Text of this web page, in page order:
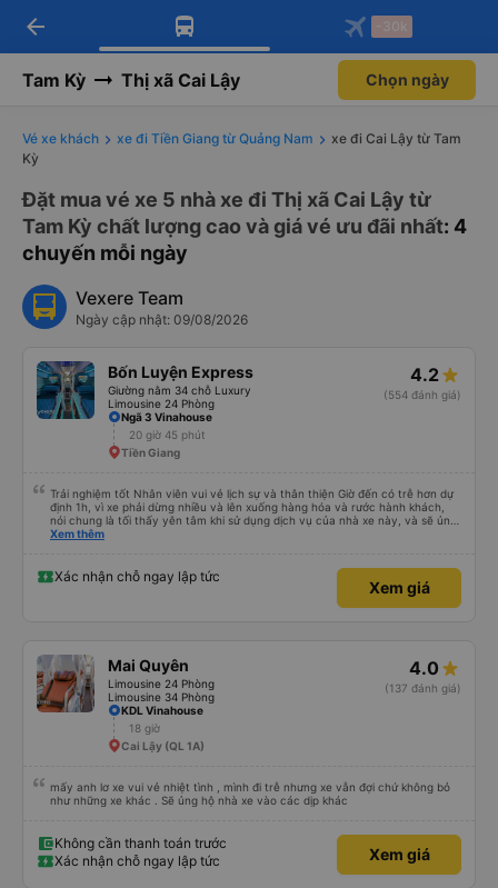
Tải app Vexere ngay!
Nhận ưu đãi thành viên độc
Mở app
Tải app Vexere
-30k/ghế khi đặt vé máy bay qua
Mở app
arrow_back -30k
Tam Kỳ Thị xã Cai Lậy Chọn ngày
Vé xe khách xe đi Tiền Giang từ Quảng Nam
xe đi Cai Lậy từ Tam
Kỳ
Đặt mua vé xe 5 nhà xe đi Thị xã Cai Lậy từ
Tam Kỳ chất lượng cao và giá vé ưu đãi nhất: 4
chuyến mỗi ngày
Vexere Team
Ngày cập nhật: 09/08/2026
Bốn Luyện Express
Giường nằm 34 chỗ Luxury
Limousine 24 Phòng
4.2
(554 đánh giá)
Ngã 3 Vinahouse
20 giờ 45 phút
Tiền Giang
Trải nghiệm tốt Nhân viên vui vẻ lịch sự và thân thiện Giờ đến có trễ hơn dự
định 1h, vì xe phải dừng nhiều và lên xuống hàng hóa và rước hành khách,
nói chung là tối thấy yên tâm khi sử dụng dịch vụ của nhà xe này, và sẽ ủng
hộ và giới thiệu cho người thân sử dụng dịch vụ của nhà xe này
Xem thêm
Xác nhận chỗ ngay lập tức
Xem giá
Mai Quyên
Limousine 24 Phòng
Limousine 34 Phòng
4.0
(137 đánh giá)
KDL Vinahouse
18 giờ
Cai Lậy (QL 1A)
mấy anh lơ xe vui vẻ nhiệt tình , mình đi trễ nhưng xe vẫn đợi chứ không bỏ
như những xe khác . Sẽ ủng hộ nhà xe vào các dịp khác
Không cần thanh toán trước
Xác nhận chỗ ngay lập tức
Xem giá